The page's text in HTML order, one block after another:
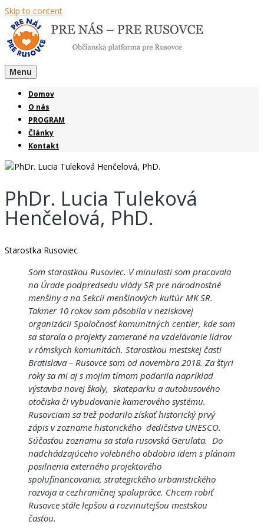
Skip to content
Menu
Domov
O nás
PROGRAM
Články
Kontakt
PhDr. Lucia Tuleková
Henčelová, PhD.
Starostka Rusoviec
Som starostkou Rusoviec. V minulosti som pracovala
na Úrade podpredsedu vlády SR pre národnostné
menšiny a na Sekcii menšinových kultúr MK SR.
Takmer 10 rokov som pôsobila v neziskovej
organizácii Spoločnosť komunitných centier, kde som
sa starala o projekty zamerané na vzdelávanie lídrov
v rómskych komunitách. Starostkou mestskej časti
Bratislava – Rusovce som od novembra 2018. Za štyri
roky sa mi aj s mojím tímom podarila napríklad
výstavba novej školy, skateparku a autobusového
otočiska či vybudovanie kamerového systému.
Rusovciam sa tiež podarilo získať historický prvý
zápis v zozname historického dedičstva UNESCO.
Súčasťou zoznamu sa stala rusovská Gerulata. Do
nadchádzajúceho volebného obdobia idem s plánom
posilnenia externého projektového
spolufinancovania, strategického urbanistického
rozvoja a cezhraničnej spolupráce. Chcem robiť
Rusovce stále lepšou a rozvinutejšou mestskou
časťou.